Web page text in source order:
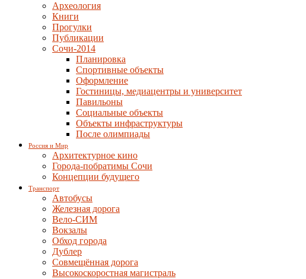
Археология
Книги
Прогулки
Публикации
Сочи-2014
Планировка
Спортивные объекты
Оформление
Гостиницы, медиацентры и университет
Павильоны
Социальные объекты
Объекты инфраструктуры
После олимпиады
Россия и Мир
Архитектурное кино
Города-побратимы Сочи
Концепции будущего
Транспорт
Автобусы
Железная дорога
Вело-СИМ
Вокзалы
Обход города
Дублер
Совмещённая дорога
Высокоскоростная магистраль